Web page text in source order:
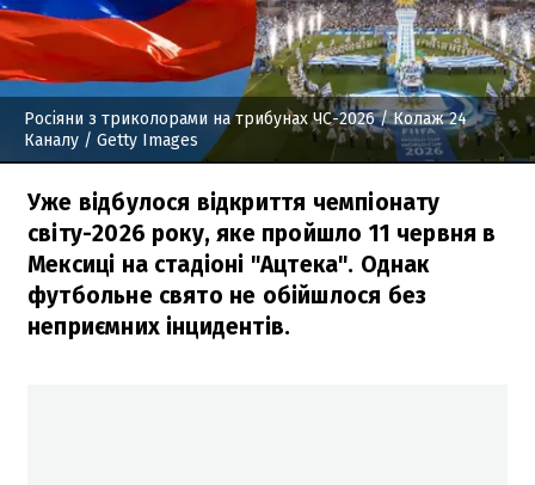
Росіяни з триколорами на трибунах ЧС-2026/ Колаж 24
Каналу / Getty Images
Уже відбулося відкриття чемпіонату
світу-2026 року, яке пройшло 11 червня в
Мексиці на стадіоні "Ацтека". Однак
футбольне свято не обійшлося без
неприємних інцидентів.